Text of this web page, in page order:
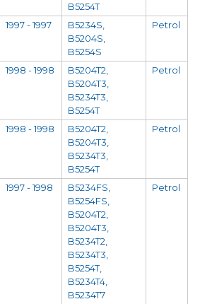
B5254T
1997 - 1997
B5234S,
B5204S,
B5254S
Petrol
1998 - 1998
B5204T2,
B5204T3,
B5234T3,
B5254T
Petrol
1998 - 1998
B5204T2,
B5204T3,
B5234T3,
B5254T
Petrol
1997 - 1998
B5234FS,
B5254FS,
B5204T2,
B5204T3,
B5234T2,
B5234T3,
B5254T,
B5234T4,
B5234T7
Petrol